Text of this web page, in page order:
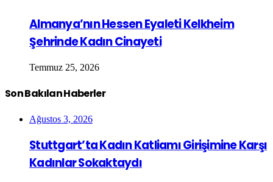
Almanya’nın Hessen Eyaleti Kelkheim
Şehrinde Kadın Cinayeti
Temmuz 25, 2026
Son Bakılan Haberler
Ağustos 3, 2026
Stuttgart’ta Kadın Katliamı Girişimine Karşı
Kadınlar Sokaktaydı